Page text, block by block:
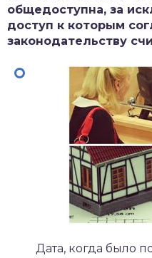
общедоступна, за
доступ к которым
законодательству
Дата, когда было